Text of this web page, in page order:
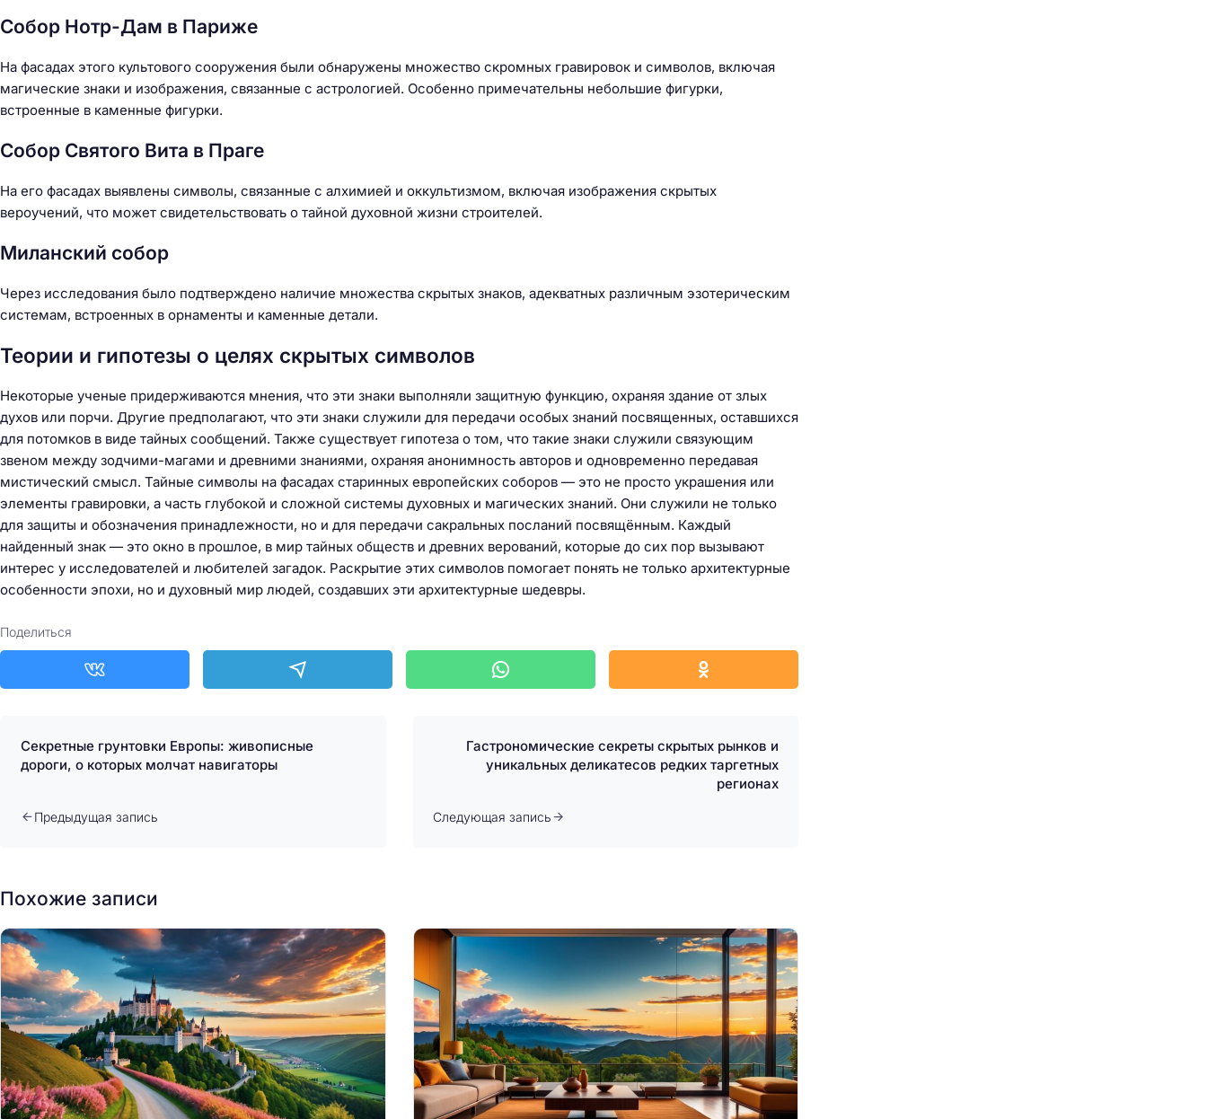
Собор Нотр-Дам в Париже
На фасадах этого культового сооружения были обнаружены множество скромных гравировок и символов, включая
магические знаки и изображения, связанные с астрологией. Особенно примечательны небольшие фигурки,
встроенные в каменные фигурки.
Собор Святого Вита в Праге
На его фасадах выявлены символы, связанные с алхимией и оккультизмом, включая изображения скрытых
вероучений, что может свидетельствовать о тайной духовной жизни строителей.
Миланский собор
Через исследования было подтверждено наличие множества скрытых знаков, адекватных различным эзотерическим
системам, встроенных в орнаменты и каменные детали.
Теории и гипотезы о целях скрытых символов
Некоторые ученые придерживаются мнения, что эти знаки выполняли защитную функцию, охраняя здание от злых
духов или порчи. Другие предполагают, что эти знаки служили для передачи особых знаний посвященных, оставшихся
для потомков в виде тайных сообщений. Также существует гипотеза о том, что такие знаки служили связующим
звеном между зодчими-магами и древними знаниями, охраняя анонимность авторов и одновременно передавая
мистический смысл. Тайные символы на фасадах старинных европейских соборов — это не просто украшения или
элементы гравировки, а часть глубокой и сложной системы духовных и магических знаний. Они служили не только
для защиты и обозначения принадлежности, но и для передачи сакральных посланий посвящённым. Каждый
найденный знак — это окно в прошлое, в мир тайных обществ и древних верований, которые до сих пор вызывают
интерес у исследователей и любителей загадок. Раскрытие этих символов помогает понять не только архитектурные
особенности эпохи, но и духовный мир людей, создавших эти архитектурные шедевры.
Поделиться
Секретные грунтовки Европы: живописные
дороги, о которых молчат навигаторы
Предыдущая запись
Гастрономические секреты скрытых рынков и
уникальных деликатесов редких таргетных
регионах
Следующая запись
Похожие записи